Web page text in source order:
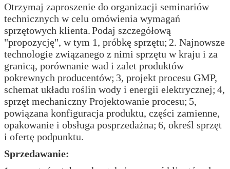
Otrzymaj zaproszenie do organizacji seminariów
technicznych w celu omówienia wymagań
sprzętowych klienta.Podaj szczegółową
"propozycję", w tym 1, próbkę sprzętu; 2. Najnowsze
technologie związanego z nimi sprzętu w kraju i za
granicą, porównanie wad i zalet produktów
pokrewnych producentów; 3, projekt procesu GMP,
schemat układu roślin wody i energii elektrycznej; 4,
sprzęt mechaniczny Projektowanie procesu; 5,
powiązana konfiguracja produktu, części zamienne,
opakowanie i obsługa posprzedażna; 6, określ sprzęt
i ofertę podpunktu.
Sprzedawanie: